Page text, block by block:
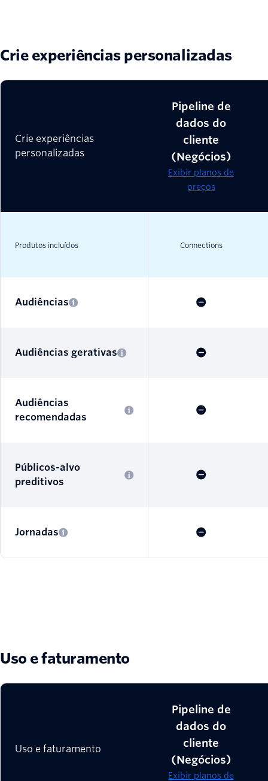
Crie experiências personalizadas
Crie experiências
personalizadas
Pipeline de
dados do
cliente
(Negócios)
Exibir planos de
preços
Produtos incluídos Connections
Audiências
Audiências gerativas
Audiências
recomendadas
Públicos-alvo
preditivos
Jornadas
Uso e faturamento
Uso e faturamento
Pipeline de
dados do
cliente
(Negócios)
Exibir planos de